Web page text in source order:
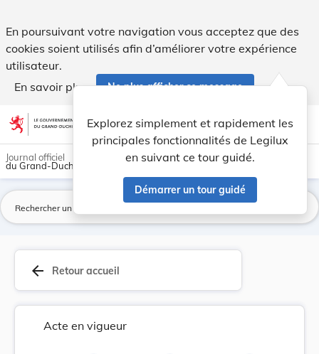
En poursuivant votre navigation vous acceptez que des
cookies soient utilisés afin d’améliorer votre expérience
utilisateur.
En savoir plus
Ne plus afficher ce message
Aller au contenu account_circle help Aide
Explorez simplement et rapidement les
principales fonctionnalités de Legilux
en suivant ce tour guidé.
Démarrer un tour guidé
light_mode dark_mode
Journal officiel
du Grand-Duché de Luxembourg
arrow_back Retour accueil
Acte en vigueur